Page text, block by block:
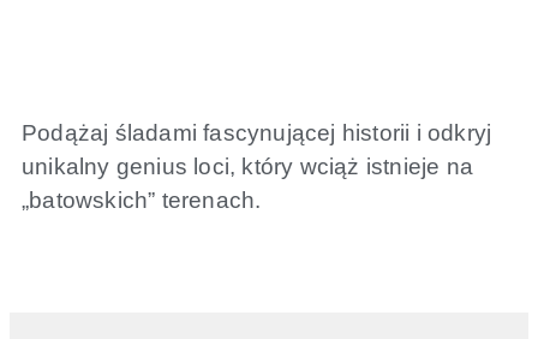
Podążaj śladami fascynującej historii i odkryj
unikalny genius loci, który wciąż istnieje na
„batowskich” terenach.